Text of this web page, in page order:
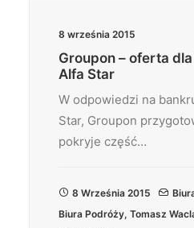
8 września 2015
Groupon – oferta
Alfa Star
W odpowiedzi na
Star, Groupon
pokryje część…
8 Września 2015
Biura Podróży, Tomasz